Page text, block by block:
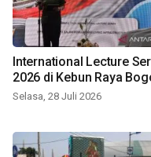
International Lecture
2026 di Kebun Raya
Selasa, 28 Juli 2026